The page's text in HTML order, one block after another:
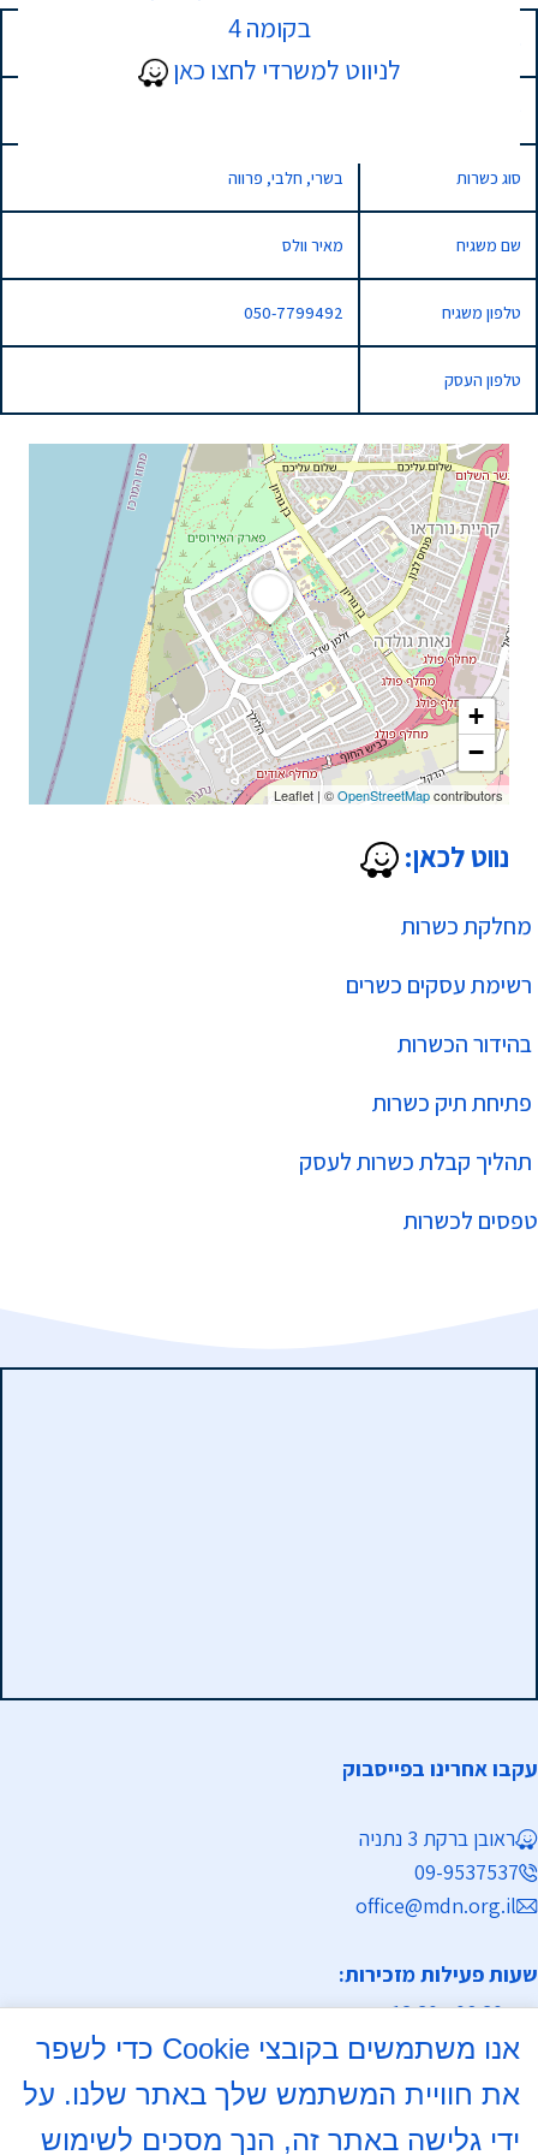
בקומה 4
לניווט למשרדי לחצו כאן
מחלקת כשרות
רשימת עסקים כשרים
בהידור הכשרות
פתיחת תיק כשרות
תהליך קבלת כשרות לעסק
טפסים לכשרות
+
−
Leaflet | ©OpenStreetMapcontributors
נווט לכאן:
10 שושנה דמארי, נתניה, Israel
סוג כשרות בשרי, חלבי, פרווה
שם משגיח מאיר וולס
טלפון משגיח 050-7799492
טלפון העסק
עקבו אחרינו בפייסבוק
ראובן ברקת 3 נתניה
09-9537537
office@mdn.org.il
שעות פעילות מזכירות:
א-ה 08:30 - 12:30
א, ד 16:00- 18:00
אנו משתמשים בקובצי Cookie כדי לשפר
את חוויית המשתמש שלך באתר שלנו. על
ידי גלישה באתר זה, הנך מסכים לשימוש